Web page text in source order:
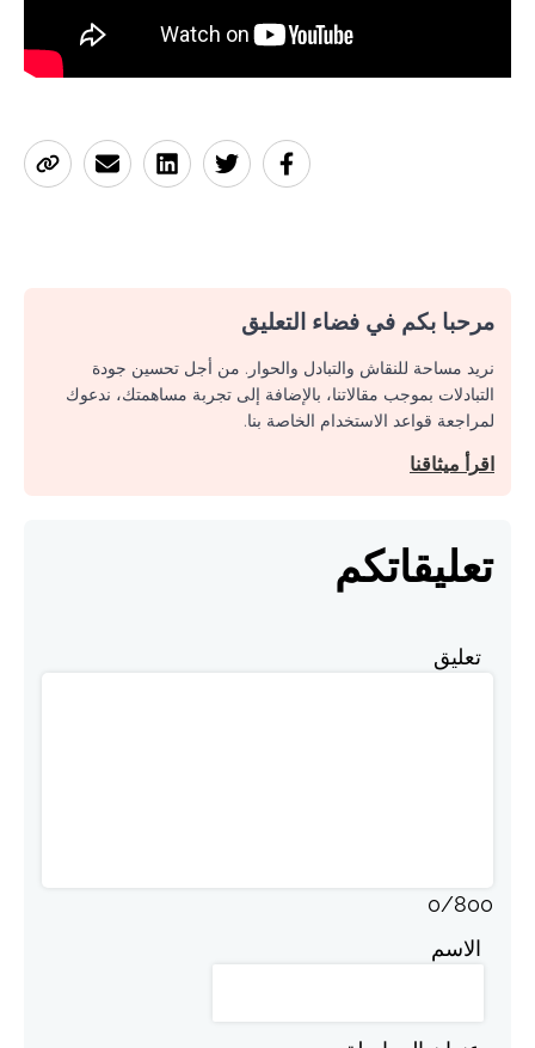
مرحبا بكم في فضاء التعليق
نريد مساحة للنقاش والتبادل والحوار. من أجل تحسين جودة
التبادلات بموجب مقالاتنا، بالإضافة إلى تجربة مساهمتك، ندعوك
لمراجعة قواعد الاستخدام الخاصة بنا.
اقرأ ميثاقنا
تعليقاتكم
تعليق
0/800
الاسم